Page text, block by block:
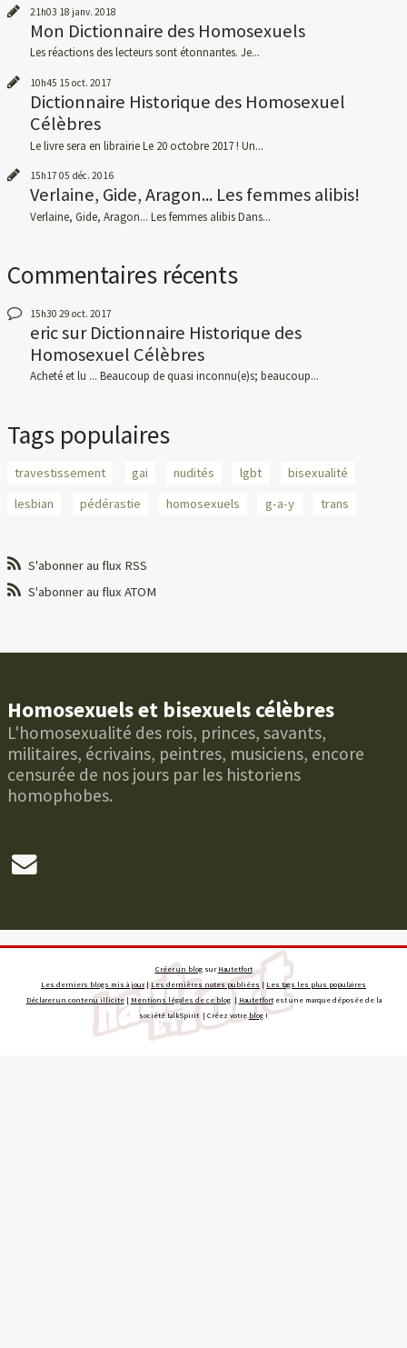
21h03 18 janv. 2018
Mon Dictionnaire des Homosexuels
Les réactions des lecteurs sont étonnantes. Je...
10h45 15 oct. 2017
Dictionnaire Historique des Homosexuel
Célèbres
Le livre sera en librairie Le 20 octobre 2017 ! Un...
15h17 05 déc. 2016
Verlaine, Gide, Aragon... Les femmes alibis!
Verlaine, Gide, Aragon... Les femmes alibis Dans...
Commentaires récents
15h30 29 oct. 2017
ericsurDictionnaire Historique des
Homosexuel Célèbres
Acheté et lu ... Beaucoup de quasi inconnu(e)s; beaucoup...
Tags populaires
travestissement gai nudités lgbt
bisexualité
lesbian
pédérastie homosexuels g-a-y trans
S'abonner au flux RSS
S'abonner au flux ATOM
Homosexuels et bisexuels célèbres
L'homosexualité des rois, princes, savants,
militaires, écrivains, peintres, musiciens, encore
censurée de nos jours par les historiens
homophobes.
Créer un blogsur Hautetfort
Les derniers blogs mis à jour|Les dernières notes publiées |Les tags les plus populaires
Déclarer un contenu illicite| Mentions légales de ce blog| Hautetfortest une marque déposée de la
société talkSpirit | Créez votreblog !